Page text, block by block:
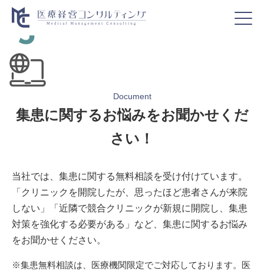
Document
集患に関するお悩みをお聞かせくだ
さい！
当社では、集患に関する無料相談を受け付けています。
「クリニックを開院したが、思ったほど患者さんが来院
しない」「近隣で競合クリニックが新規に開院し、集患
対策を強化する必要がある」など、集患に関するお悩み
をお聞かせください。
※集患無料相談は、医療機関限定でご対応しております。医